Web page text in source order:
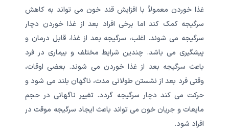
غذا خوردن معمولاً با افزایش قند خون می تواند به کاهش
سرگیجه کمک کند اما برخی افراد بعد از غذا خوردن دچار
سرگیجه می شوند. اغلب، سرگیجه بعد از غذا، قابل درمان و
پیشگیری می باشد. چندین شرایط مختلف و بیماری در فرد
باعث سرگیجه بعد از غذا خوردن می شوند. بعضی اوقات،
وقتی فرد بعد از نشستن طولانی مدت، ناگهان بلند می شود و
حرکت می کند دچار سرگیجه گردد. تغییر ناگهانی در حجم
مایعات و جریان خون می تواند باعث ایجاد سرگیجه موقت در
افراد شود.